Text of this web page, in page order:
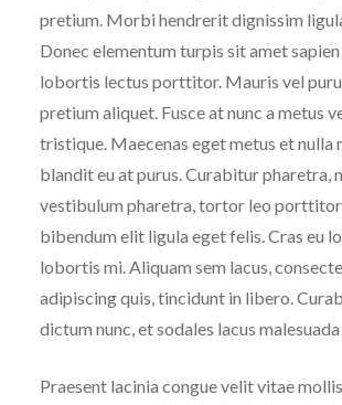
pretium. Morbi hendrerit dignissim
Donec elementum turpis sit amet
lobortis lectus porttitor. Mauris vel
pretium aliquet. Fusce at nunc a metus
tristique. Maecenas eget metus et nulla
blandit eu at purus. Curabitur pharetra,
vestibulum pharetra, tortor leo porttitor
bibendum elit ligula eget felis. Cras eu
lobortis mi. Aliquam sem lacus,
adipiscing quis, tincidunt in libero.
dictum nunc, et sodales lacus
Praesent lacinia congue velit vitae